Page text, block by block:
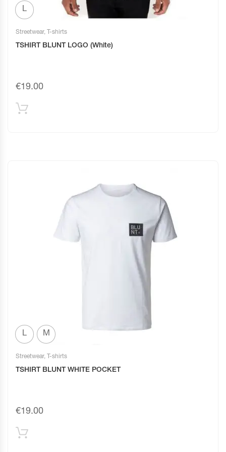
L
Streetwear, T-shirts
TSHIRT BLUNT LOGO (White)
€19.00
L M
Streetwear, T-shirts
TSHIRT BLUNT WHITE POCKET
€19.00